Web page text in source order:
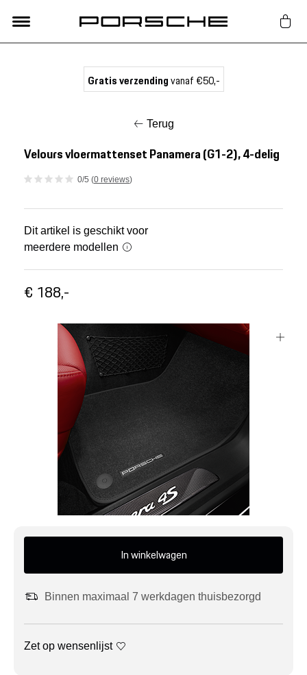
Nieuw
Acties
Porsche finder
Klantenservice
Meer Porsche
Porsche informatie
Gratis verzendingvanaf €50,-
Terug
Velours vloermattenset Panamera (G1-2), 4-delig
0/5 (0 reviews)
Dit artikel is geschikt voor
meerdere modellen
€ 188,-
In winkelwagen
Binnen maximaal 7 werkdagen thuisbezorgd
Zet op wensenlijst